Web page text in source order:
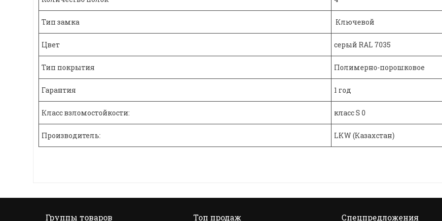
Тип замка Ключевой
Цвет серый RAL 7035
Тип покрытия Полимерно-порошковое
Гарантия 1 год
Класс взломостойкости: класс S 0
Производитель: LKW (Казахстан)
Группы товаров Топ продаж Спецпредложения